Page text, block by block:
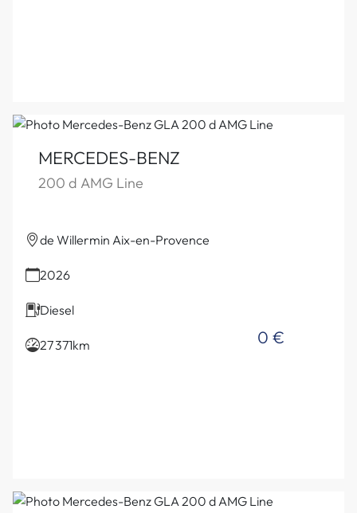
MERCEDES-BENZ
200 d AMG Line
de Willermin Aix-en-Provence
2026
Diesel
27 371km 0 €